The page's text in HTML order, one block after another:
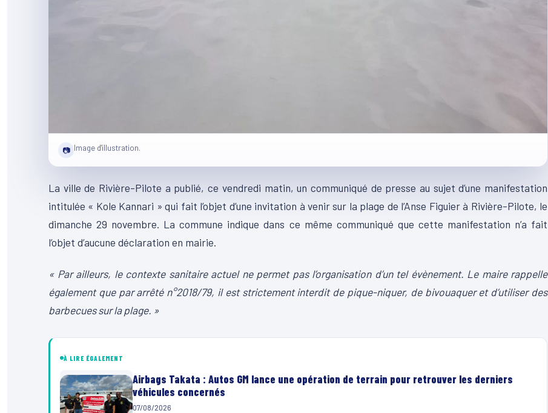
📷 Image d'illustration.
La ville de Rivière-Pilote a publié, ce vendredi matin, un communiqué de presse au sujet d’une manifestation
intitulée « Kole Kannari » qui fait l’objet d’une invitation à venir sur la plage de l’Anse Figuier à Rivière-Pilote, le
dimanche 29 novembre. La commune indique dans ce même communiqué que cette manifestation n’a fait
l’objet d’aucune déclaration en mairie.
« Par ailleurs, le contexte sanitaire actuel ne permet pas l’organisation d’un tel évènement. Le maire rappelle
également que par arrêté n°2018/79, il est strictement interdit de pique-niquer, de bivouaquer et d’utiliser des
barbecues sur la plage. »
À LIRE ÉGALEMENT
Airbags Takata : Autos GM lance une opération de terrain pour retrouver les derniers
véhicules concernés
07/08/2026